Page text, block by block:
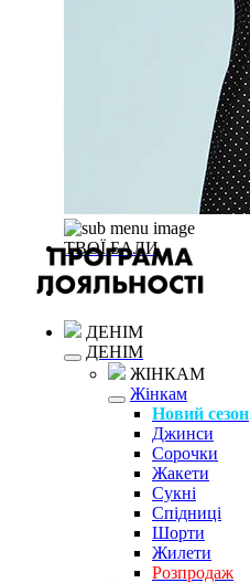
ТВОЇ БАЛИ
ДЕНІМ
ДЕНІМ
ЖІНКАМ
Жінкам
Новий сезон
Джинси
Сорочки
Жакети
Сукні
Спідниці
Шорти
Жилети
Розпродаж